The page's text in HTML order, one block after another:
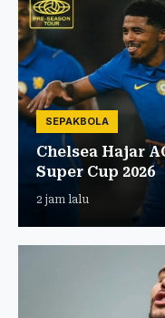
SEPAKBOLA
Chelsea Hajar
Super Cup 2026
2 jam lalu